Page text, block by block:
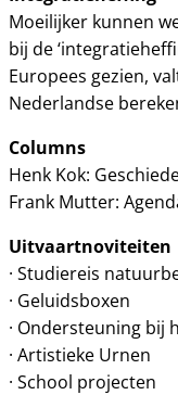
Moeilijker kunnen
bij de
Europees gezien,
Nederlandse
Columns
Henk Kok:
Frank Mutter:
Uitvaartnoviteiten
· Studiereis
· Geluidsboxen
· Ondersteuning bij
· Artistieke Urnen
· School projecten